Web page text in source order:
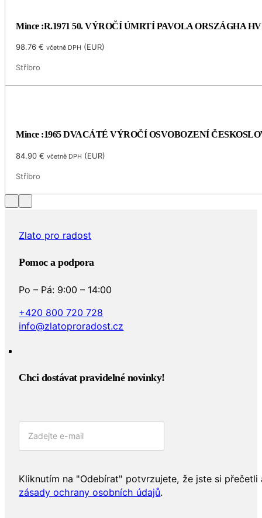
Mince :R.1971 50. VÝROČÍ ÚMRTÍ PAVOLA ORSZÁGHA
98.76€ včetně DPH (EUR)
Stříbro
Mince :1965 DVACÁTÉ VÝROČÍ OSVOBOZENÍ
84.90€ včetně DPH (EUR)
Stříbro
Zlato pro radost
Pomoc a podpora
Po – Pá: 9:00 – 14:00
+420 800 720 728
info@zlatoproradost.cz
Chci dostávat pravidelné novinky!​
Kliknutím na "Odebírat" potvrzujete, že jste si přečetli
zásady ochrany osobních údajů.